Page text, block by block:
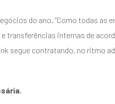
do ano. “Como todas as
internas de
segue contratando, no ritmo